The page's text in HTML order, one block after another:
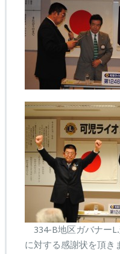
334-B地区ガバナー
に対する感謝状を頂き